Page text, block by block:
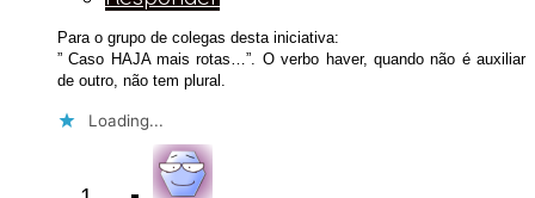
Para o grupo de colegas desta iniciativa:
” Caso HAJA mais rotas…”. O verbo haver, quando não é auxiliar
de outro, não tem plural.
Loading...